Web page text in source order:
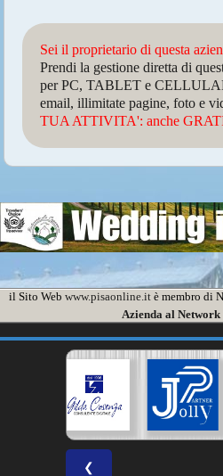
Sei il proprietario di questa
Prendi la gestione diretta di
per PC, TABLET e
email, illimitate pagine, foto e
TUA ATTIVITA': anche
il Sito Web www.pisaonline.itè membro di
Azienda al
❮